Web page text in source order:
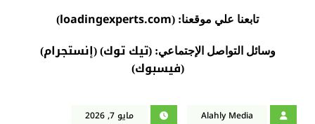
تابعنا علي موقعنا: (loadingexperts.com
)
وسائل التواصل الإجتماعي: (تيك توك) (إنستجرام)
(فيسبوك)
Alahly Media
مايو 7, 2026